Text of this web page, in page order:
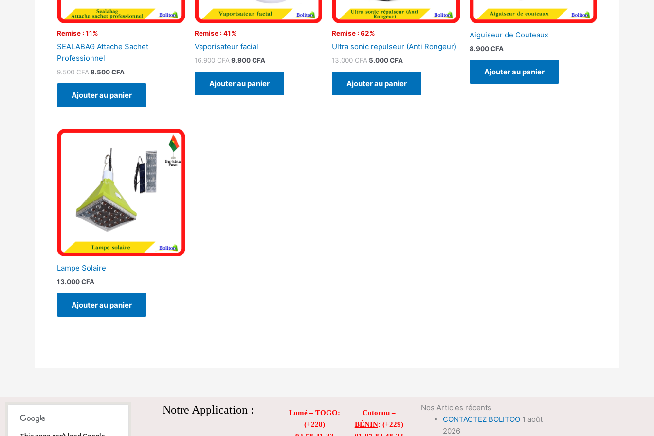
Remise : 11%
SEALABAG Attache Sachet
Professionnel
9.500CFA8.500CFA
Ajouter au panier
Remise : 41%
Vaporisateur facial
16.900CFA 9.900CFA
Ajouter au panier
Remise : 62%
Ultra sonic repulseur (Anti Rongeur)
13.000CFA 5.000CFA
Ajouter au panier
Aiguiseur de Couteaux
8.900CFA
Ajouter au panier
Lampe Solaire
13.000CFA
Ajouter au panier
Notre Application : Lomé – TOGO:
(+228)
Cotonou –
BÉNIN: (+229)
Nos Articles récents
CONTACTEZ BOLITOO 1 août
2026